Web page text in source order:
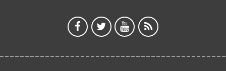
5 Αυγούστου 2026